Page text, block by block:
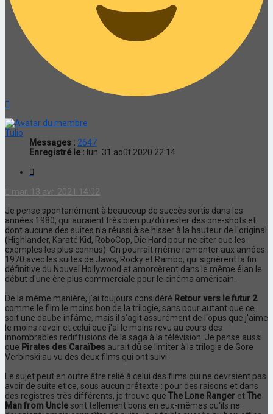
Tulio
Messages : 2647
Enregistré le : lun. 31 août 2020 22:14
mar. 13 avr. 2021 14:02
Je pense spontanément à beaucoup de succès sortis dans les
années 1980, qui auraient très bien pu/dû rester des one-shots et
dont aucune des suites n'a réussi à se hisser à la hauteur de l'original
(Highlander, Karaté Kid, RoboCop, Die Hard pour ne citer que les
exemples les plus connus). On pourrait même remonter aux années
1970 avec les suites de Jaws, Rocky et Rambo, qui signèrent la fin
définitive du Nouvel Hollywood et amorcèrent dans le même élan le
début d'une ère plus commerciale pour le cinéma américain.
De la même manière, j'ai toujours considéré Retour vers le futur 2
comme le film le moins bon de la trilogie, sans pour autant que ce
soit une daube infâme, mais il s'agit assurément de l'opus que j'aime
le moins revoir et celui que j'ai le moins revu au cours des
innombrables rediffusions de la saga à la télévision. Je pense aussi
que Pirates des Caraïbes aurait dû se limiter à la trilogie de Gore
Verbinski au vu des deux films qui ont suivi.
Le sujet peut en outre être relié à celui des films qui ne devraient pas
avoir de suite et ce, sous aucun prétexte : pour des raisons et dans
des registres très différents, je trouve que The Lone Ranger etThe
Man from Unclesont tellement bons en eux-mêmes qu'ils ne